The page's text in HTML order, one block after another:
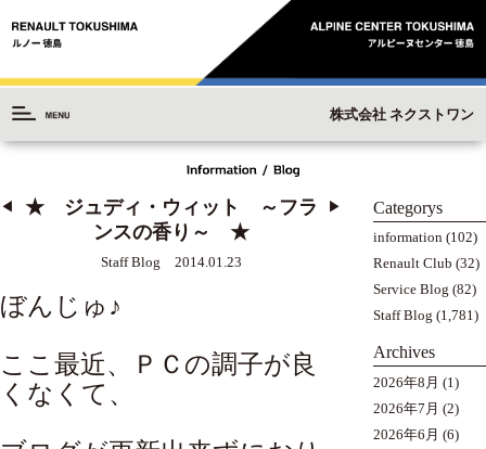
株式会社 ネクストワン
◀︎
★ ジュディ・ウィット ～フラ
ンスの香り～ ★
Staff Blog 2014.01.23
▶︎
ぼんじゅ♪
ここ最近、ＰＣの調子が良
くなくて、
Categorys
information (102)
Renault Club (32)
Service Blog (82)
Staff Blog (1,781)
Archives
2026年8月 (1)
2026年7月 (2)
2026年6月 (6)